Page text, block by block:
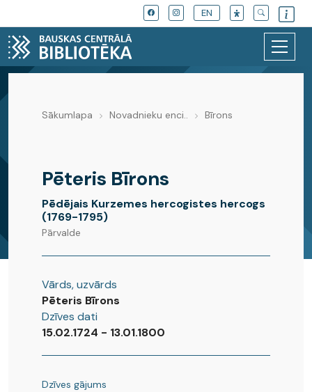
EN
Novadnieku enciklopēdija
Sākumlapa Novadnieku enci.. Bīrons
Pēteris Bīrons
Pēdējais Kurzemes hercogistes hercogs
(1769-1795)
Pārvalde
Vārds, uzvārds
Pēteris Bīrons
Dzīves dati
15.02.1724 - 13.01.1800
Dzīves gājums